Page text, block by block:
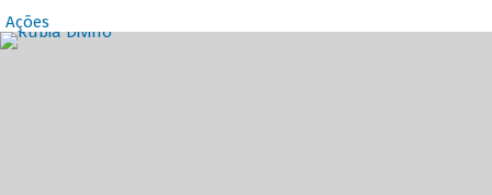
Ações
Destaques